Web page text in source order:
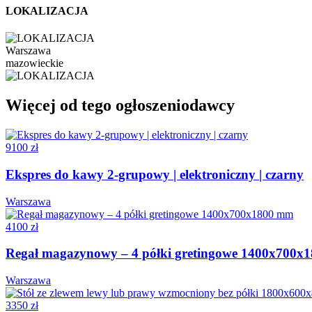
LOKALIZACJA
Warszawa
mazowieckie
Więcej od tego ogłoszeniodawcy
9100 zł
Ekspres do kawy 2-grupowy | elektroniczny | czarny
Warszawa
4100 zł
Regał magazynowy – 4 półki gretingowe
Warszawa
3350 zł